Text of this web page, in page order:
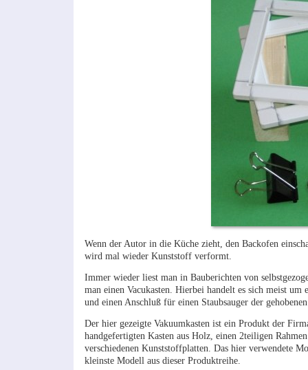
Wenn der Autor in die Küche zieht, den Backofen
wird mal wieder Kunststoff verformt.
Immer wieder liest man in Bauberichten von
man einen Vacukasten. Hierbei handelt es sich meist
und einen Anschluß für einen Staubsauger der
Der hier gezeigte Vakuumkasten ist ein Produkt der
handgefertigten Kasten aus Holz, einen 2teiligen
verschiedenen Kunststoffplatten. Das hier verwendete
kleinste Modell aus dieser Produktreihe.